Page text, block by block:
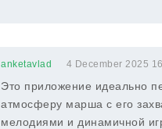
anketavlad 4 December 2025
Это приложение идеально
атмосферу марша с его
мелодиями и динамичной